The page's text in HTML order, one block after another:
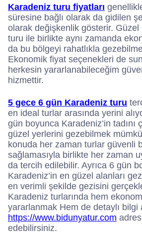
Karadeniz turu fiyatları
süresine bağlı olarak da gidilen
olarak değişkenlik gösterir. Güzel
turu ile birlikte aynı zamanda
da bu bölgeyi rahatlıkla
Ekonomik fiyat seçenekleri de
herkesin yararlanabileceğim
hizmettir.
5 gece 6 gün Karadeniz turu
en ideal turlar arasında yerini
gün boyunca Karadeniz’in tadını
güzel yerlerini gezebilmek
konuda her zaman turlar güvenli
sağlamasıyla birlikte her zaman
da tercih edilebilir. Ayrıca 6 gün
Karadeniz’in en güzel alanları
en verimli şekilde gezisini
Karadeniz turlarında hem
yararlanmak Hem de detaylı bilgi
https://www.bidunyatur.com
edebilirsiniz.